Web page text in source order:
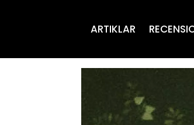
ARTIKLAR